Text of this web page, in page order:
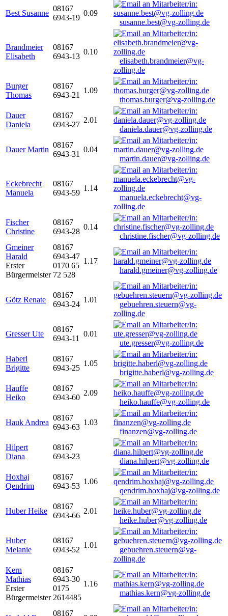
Best Susanne
08167
6943-19
0.09
susanne.best@vg-zolling.de
Brandmeier
Elisabeth
08167
6943-13
0.10
elisabeth.brandmeier@vg-
zolling.de
Burger
Thomas
08167
6943-21
1.09
thomas.burger@vg-zolling.de
Dauer
Daniela
08167
6943-27
2.01
daniela.dauer@vg-zolling.de
Dauer Martin
08167
6943-31
0.04
martin.dauer@vg-zolling.de
Eckebrecht
Manuela
08167
6943-59
1.14
manuela.eckebrecht@vg-
zolling.de
Fischer
Christine
08167
6943-28
0.14
christine.fischer@vg-zolling.de
Gmeiner
Harald
Erster
Bürgermeister
08167
6943-47
0170 65
72 528
1.17
harald.gmeiner@vg-zolling.de
Götz Renate
08167
6943-24
1.01
gebuehren.steuern@vg-
zolling.de
Gresser Ute
08167
6943-11
0.01
ute.gresser@vg-zolling.de
Haberl
Brigitte
08167
6943-25
1.05
brigitte.haberl@vg-zolling.de
Hauffe
Heiko
08167
6943-60
2.09
heiko.hauffe@vg-zolling.de
Hauk Andrea
08167
6943-63
1.03
finanzen@vg-zolling.de
Hilpert
Diana
08167
6943-23
diana.hilpert@vg-zolling.de
Hoxhaj
Qendrim
08167
6943-53
1.06
qendrim.hoxhaj@vg-zolling.de
Huber Heike
08167
6943-66
2.01
heike.huber@vg-zolling.de
Huber
Melanie
08167
6943-52
1.01
gebuehren.steuern@vg-
zolling.de
Kern
Mathias
Erster
Bürgermeister
08167
6943-30
0175
2614485
1.16
mathias.kern@vg-zolling.de
08167